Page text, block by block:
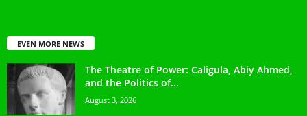
EVEN MORE NEWS
The Theatre of Power: Caligula, Abiy Ahmed,
and the Politics of...
August 3, 2026